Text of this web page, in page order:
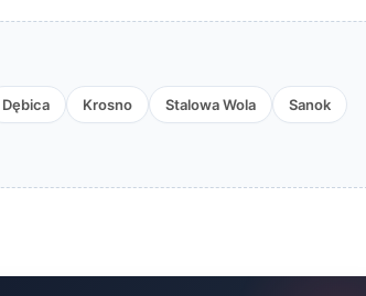
Dębica Krosno Stalowa Wola Sanok